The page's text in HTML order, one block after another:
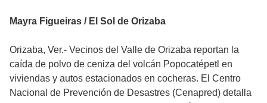
Mayra Figueiras / El Sol de Orizaba
Orizaba, Ver.- Vecinos del Valle de Orizaba reportan la
caída de polvo de ceniza del volcán Popocatépetl en
viviendas y autos estacionados en cocheras. El Centro
Nacional de Prevención de Desastres (Cenapred) detalla